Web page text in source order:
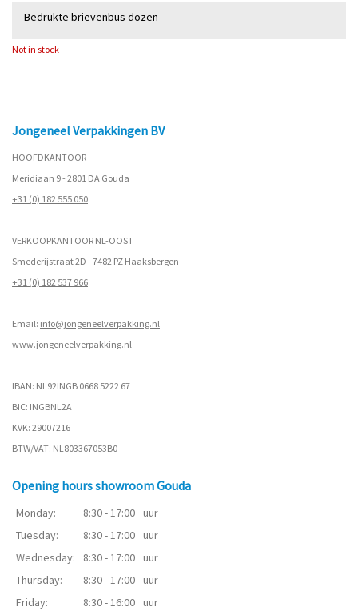
Bedrukte brievenbus dozen
Not in stock
Jongeneel Verpakkingen BV
HOOFDKANTOOR
Meridiaan 9 - 2801 DA Gouda
+31 (0) 182 555 050
VERKOOPKANTOOR NL-OOST
Smederijstraat 2D - 7482 PZ Haaksbergen
+31 (0) 182 537 966
Email: info@jongeneelverpakking.nl
www.jongeneelverpakking.nl
IBAN: NL92INGB 0668 5222 67
BIC: INGBNL2A
KVK: 29007216
BTW/VAT: NL803367053B0
Opening hours showroom Gouda
Monday: 8:30 - 17:00 uur
Tuesday:
8:30 - 17:00 uur
Wednesday:
8:30 - 17:00 uur
Thursday:
8:30 - 17:00 uur
Friday:
8:30 - 16:00 uur